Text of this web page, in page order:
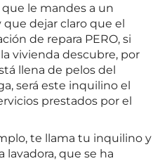
le mandes a un
dejar claro que el
de repara PERO, si
vivienda descubre, por
llena de pelos del
será este inquilino el
prestados por el
te llama tu inquilino y
que se ha